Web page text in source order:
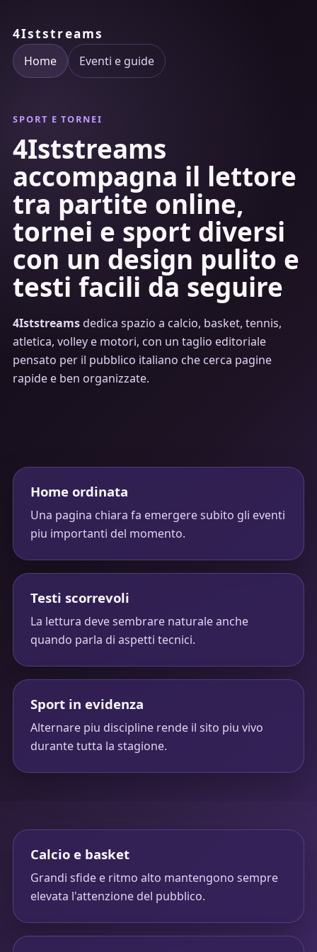
4Iststreams
Home Eventi e guide
SPORT E TORNEI
4Iststreams
accompagna il lettore
tra partite online,
tornei e sport diversi
con un design pulito e
testi facili da seguire
4Iststreamsdedica spazio a calcio, basket, tennis,
atletica, volley e motori, con un taglio editoriale
pensato per il pubblico italiano che cerca pagine
rapide e ben organizzate.
Home ordinata
Una pagina chiara fa emergere subito gli eventi
piu importanti del momento.
Testi scorrevoli
La lettura deve sembrare naturale anche
quando parla di aspetti tecnici.
Sport in evidenza
Alternare piu discipline rende il sito piu vivo
durante tutta la stagione.
Calcio e basket
Grandi sfide e ritmo alto mantengono sempre
elevata l'attenzione del pubblico.